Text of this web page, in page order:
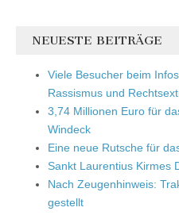
NEUESTE BEITRÄGE
Viele Besucher beim
Rassismus und
3,74 Millionen Euro für
Windeck
Eine neue Rutsche für
Sankt Laurentius Kirmes
Nach Zeugenhinweis:
gestellt